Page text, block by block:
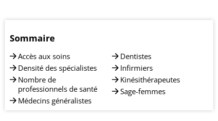
Sommaire
Accès aux soins
Densité des spécialistes
Nombre de
professionnels de santé
Médecins généralistes
Dentistes
Infirmiers
Kinésithérapeutes
Sage-femmes